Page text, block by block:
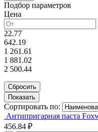
Подбор параметров
Цена
22.77
642.19
1 261.61
1 881.02
2 500.44
Сортировать по:
Антипригарная паста
456.84 ₽